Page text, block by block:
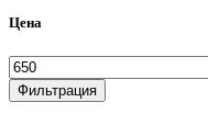
Цена
Фильтрация